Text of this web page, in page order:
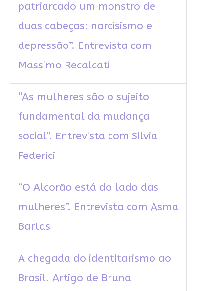
patriarcado um monstro de
duas cabeças: narcisismo e
depressão”. Entrevista com
Massimo Recalcati
“As mulheres são o sujeito
fundamental da mudança
social”. Entrevista com Silvia
Federici
“O Alcorão está do lado das
mulheres”. Entrevista com Asma
Barlas
A chegada do identitarismo ao
Brasil. Artigo de Bruna